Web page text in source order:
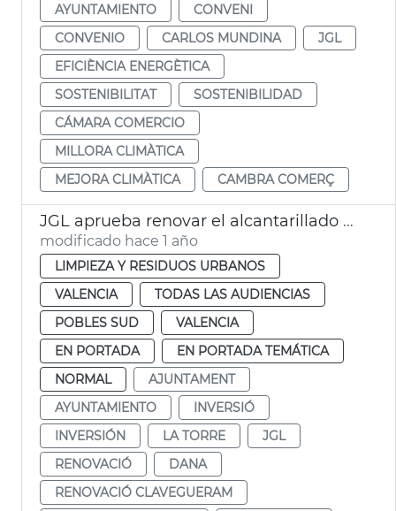
AYUNTAMIENTO
CONVENI
CONVENIO
CARLOS MUNDINA
JGL
EFICIÈNCIA ENERGÈTICA
SOSTENIBILITAT
SOSTENIBILIDAD
CÁMARA COMERCIO
MILLORA CLIMÀTICA
MEJORA CLIMÀTICA
CAMBRA COMERÇ
JGL aprueba renovar el alcantarillado de La Torre
modificado hace 1 año
LIMPIEZA Y RESIDUOS URBANOS
VALENCIA
TODAS LAS AUDIENCIAS
POBLES SUD
VALENCIA
EN PORTADA
EN PORTADA TEMÁTICA
NORMAL
AJUNTAMENT
AYUNTAMIENTO
INVERSIÓ
INVERSIÓN
LA TORRE
JGL
RENOVACIÓ
DANA
RENOVACIÓ CLAVEGUERAM